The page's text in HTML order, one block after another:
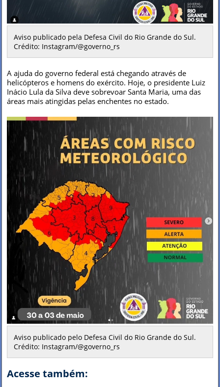
Aviso publicado pela Defesa Civil do Rio Grande do Sul.
Crédito: Instagram/@governo_rs
A ajuda do governo federal está chegando através de
helicópteros e homens do exército. Hoje, o presidente Luiz
Inácio Lula da Silva deve sobrevoar Santa Maria, uma das
áreas mais atingidas pelas enchentes no estado.
Aviso publicado pelo Defesa Civil do Rio Grande do Sul.
Crédito: Instagram/@governo_rs
Acesse também: